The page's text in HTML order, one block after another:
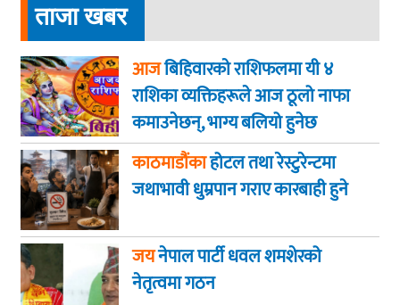
ताजा खबर
आजबिहिवारकाे राशिफलमा यी ४
राशिका व्यक्तिहरूले आज ठूलो नाफा
कमाउनेछन्, भाग्य बलियो हुनेछ
काठमाडौंकाहोटल तथा रेस्टुरेन्टमा
जथाभावी धुम्रपान गराए कारबाही हुने
जयनेपाल पार्टी धवल शमशेरको
नेतृत्वमा गठन